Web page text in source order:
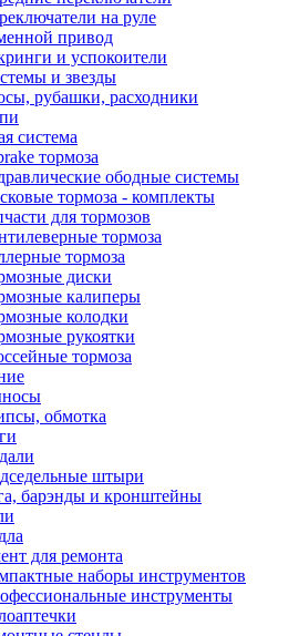
на руле
привод
и успокоители
и звезды
рубашки, расходники
система
тормоза
ободные системы
тормоза - комплекты
для тормозов
тормоза
тормоза
диски
калиперы
колодки
рукоятки
тормоза
обмотка
штыри
барэнды и кронштейны
для ремонта
наборы инструментов
инструменты